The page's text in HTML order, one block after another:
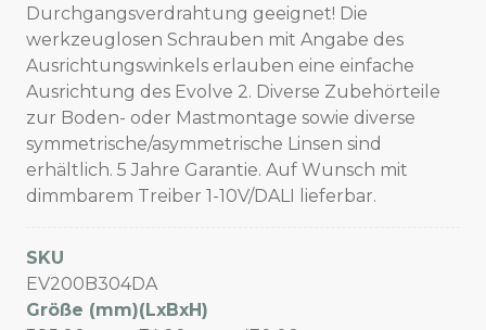
Durchgangsverdrahtung geeignet! Die
werkzeuglosen Schrauben mit Angabe des
Ausrichtungswinkels erlauben eine einfache
Ausrichtung des Evolve 2. Diverse Zubehörteile
zur Boden- oder Mastmontage sowie diverse
symmetrische/asymmetrische Linsen sind
erhältlich. 5 Jahre Garantie. Auf Wunsch mit
dimmbarem Treiber 1-10V/DALI lieferbar.
SKU
EV200B304DA
Größe (mm)(LxBxH)